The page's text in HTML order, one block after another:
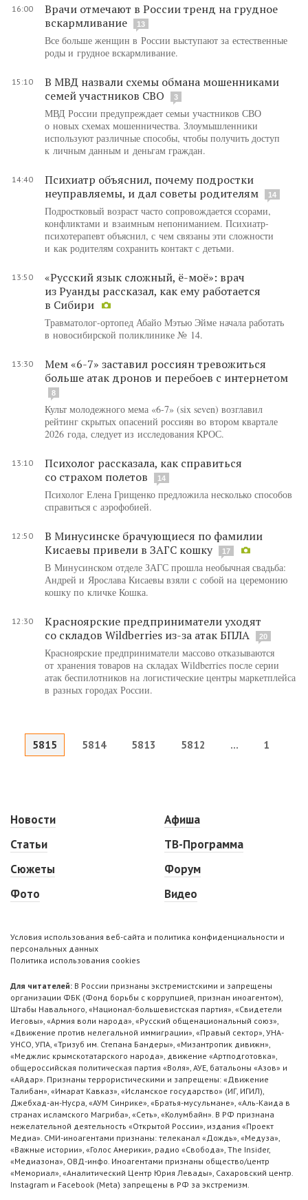
16:00
Врачи отмечают в России тренд на грудное
вскармливание
13
Все больше женщин в России выступают за естественные
роды и грудное вскармливание.
15:10
В МВД назвали схемы обмана мошенниками
семей участников СВО
3
МВД России предупреждает семьи участников СВО
о новых схемах мошенничества. Злоумышленники
используют различные способы, чтобы получить доступ
к личным данным и деньгам граждан.
14:40
Психиатр объяснил, почему подростки
неуправляемы, и дал советы родителям
14
Подростковый возраст часто сопровождается ссорами,
конфликтами и взаимным непониманием. Психиатр-
психотерапевт объяснил, с чем связаны эти сложности
и как родителям сохранить контакт с детьми.
13:50
«Русский язык сложный, ё-моё»: врач
из Руанды рассказал, как ему работается
в Сибири
Травматолог-ортопед Абайо Мэтью Эйме начала работать
в новосибирской поликлинике № 14.
13:30
Мем «6-7» заставил россиян тревожиться
больше атак дронов и перебоев с интернетом
8
Культ молодежного мема «6-7» (six seven) возглавил
рейтинг скрытых опасений россиян во втором квартале
2026 года, следует из исследования КРОС.
13:10
Психолог рассказала, как справиться
со страхом полетов
14
Психолог Елена Грищенко предложила несколько способов
справиться с аэрофобией.
12:50
В Минусинске брачующиеся по фамилии
Кисаевы привели в ЗАГС кошку
17
В Минусинском отделе ЗАГС прошла необычная свадьба:
Андрей и Ярослава Кисаевы взяли с собой на церемонию
кошку по кличке Кошка.
12:30
Красноярские предприниматели уходят
со складов Wildberries из-за атак БПЛА
20
Красноярские предприниматели массово отказываются
от хранения товаров на складах Wildberries после серии
атак беспилотников на логистические центры маркетплейса
в разных городах России.
5815 5814 5813 5812 ... 1
Новости
Статьи
Сюжеты
Фото
Афиша
ТВ-Программа
Форум
Видео
Условия использования веб-сайта и политика конфиденциальности и
персональных данных
Политика использования cookies
Для читателей: В России признаны экстремистскими и запрещены
организации ФБК (Фонд борьбы с коррупцией, признан иноагентом),
Штабы Навального, «Национал-большевистская партия», «Свидетели
Иеговы», «Армия воли народа», «Русский общенациональный союз»,
«Движение против нелегальной иммиграции», «Правый сектор», УНА-
УНСО, УПА, «Тризуб им. Степана Бандеры», «Мизантропик дивижн»,
«Меджлис крымскотатарского народа», движение «Артподготовка»,
общероссийская политическая партия «Воля», АУЕ, батальоны «Азов» и
«Айдар». Признаны террористическими и запрещены: «Движение
Талибан», «Имарат Кавказ», «Исламское государство» (ИГ, ИГИЛ),
Джебхад-ан-Нусра, «АУМ Синрике», «Братья-мусульмане», «Аль-Каида в
странах исламского Магриба», «Сеть», «Колумбайн». В РФ признана
нежелательной деятельность «Открытой России», издания «Проект
Медиа». СМИ-иноагентами признаны: телеканал «Дождь», «Медуза»,
«Важные истории», «Голос Америки», радио «Свобода», The Insider,
«Медиазона», ОВД-инфо. Иноагентами признаны общество/центр
«Мемориал», «Аналитический Центр Юрия Левады», Сахаровский центр.
Instagram и Facebook (Metа) запрещены в РФ за экстремизм.